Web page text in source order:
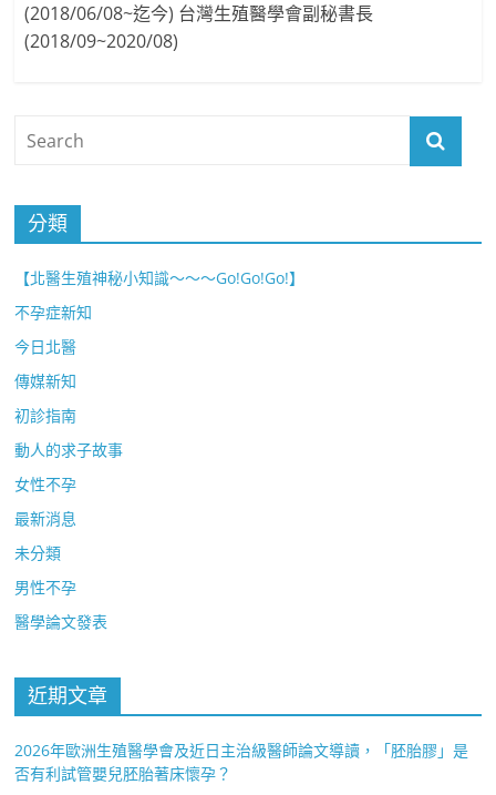
(2018/06/08~迄今) 台灣生殖醫學會副秘書長
(2018/09~2020/08)
分類
【北醫生殖神秘小知識～～～Go!Go!Go!】
不孕症新知
今日北醫
傳媒新知
初診指南
動人的求子故事
女性不孕
最新消息
未分類
男性不孕
醫學論文發表
近期文章
2026年歐洲生殖醫學會及近日主治級醫師論文導讀，「胚胎膠」是
否有利試管嬰兒胚胎著床懷孕？